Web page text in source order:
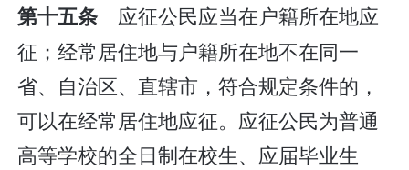
第十五条 应征公民应当在户籍所在地应
征；经常居住地与户籍所在地不在同一
省、自治区、直辖市，符合规定条件的，
可以在经常居住地应征。应征公民为普通
高等学校的全日制在校生、应届毕业生